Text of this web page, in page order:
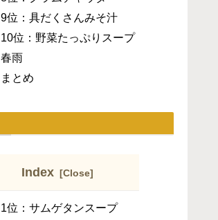
9位：具だくさんみそ汁
10位：野菜たっぷりスープ
春雨
まとめ
Index
1位：サムゲタンスープ